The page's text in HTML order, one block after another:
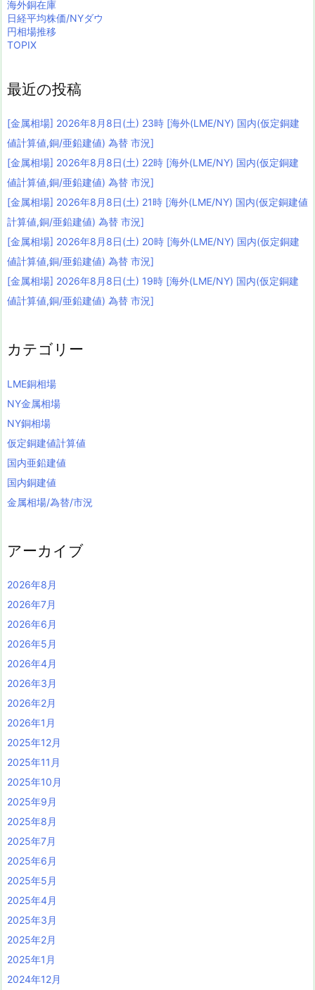
海外銅在庫
日経平均株価/NYダウ
円相場推移
TOPIX
最近の投稿
[金属相場] 2026年8月8日(土) 23時 [海外(LME/NY) 国内(仮定銅建
値計算値,銅/亜鉛建値) 為替 市況]
[金属相場] 2026年8月8日(土) 22時 [海外(LME/NY) 国内(仮定銅建
値計算値,銅/亜鉛建値) 為替 市況]
[金属相場] 2026年8月8日(土) 21時 [海外(LME/NY) 国内(仮定銅建値
計算値,銅/亜鉛建値) 為替 市況]
[金属相場] 2026年8月8日(土) 20時 [海外(LME/NY) 国内(仮定銅建
値計算値,銅/亜鉛建値) 為替 市況]
[金属相場] 2026年8月8日(土) 19時 [海外(LME/NY) 国内(仮定銅建
値計算値,銅/亜鉛建値) 為替 市況]
カテゴリー
LME銅相場
NY金属相場
NY銅相場
仮定銅建値計算値
国内亜鉛建値
国内銅建値
金属相場/為替/市況
アーカイブ
2026年8月
2026年7月
2026年6月
2026年5月
2026年4月
2026年3月
2026年2月
2026年1月
2025年12月
2025年11月
2025年10月
2025年9月
2025年8月
2025年7月
2025年6月
2025年5月
2025年4月
2025年3月
2025年2月
2025年1月
2024年12月